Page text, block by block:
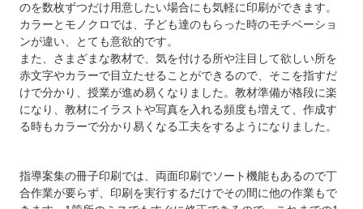
のを数枚ずつだけ用意したい場合にも気軽に印刷ができます。
カラーとモノクロでは、子ども達のもらった時のモチベーショ
ンが違い、とても意欲的です。
また、さまざまな教材で、気を付ける所や注目して欲しい所を
赤文字やカラーで目立たせることができるので、そこを指すだ
けで分かり、授業が進め易くなりました。教材準備が格段に楽
になり、教材にイラストや写真を入れる頻度も増えて、作成す
る時もカラーで分かり易くなる工夫をするようになりました。
指導案集の冊子印刷では、両面印刷でソート機能もあるので丁
合作業が要らず、印刷を実行するだけでその間に他の作業もで